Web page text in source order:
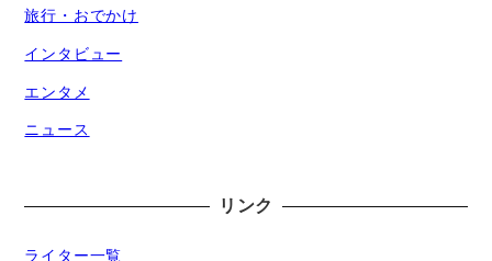
旅行・おでかけ
インタビュー
エンタメ
ニュース
リンク
ライター一覧